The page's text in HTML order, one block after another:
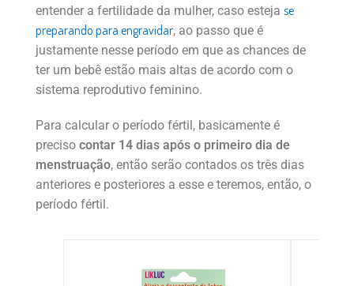
entender a fertilidade da mulher, caso esteja se
preparando para engravidar, ao passo que é
justamente nesse período em que as chances de
ter um bebê estão mais altas de acordo com o
sistema reprodutivo feminino.
Para calcular o período fértil, basicamente é
preciso contar 14 dias após o primeiro dia de
menstruação, então serão contados os três dias
anteriores e posteriores a esse e teremos, então, o
período fértil.